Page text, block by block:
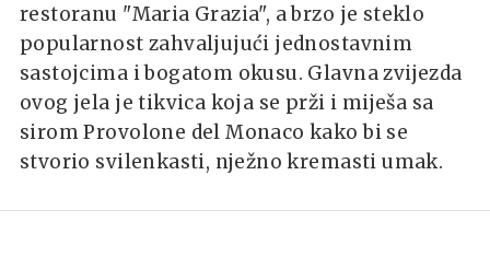
restoranu "Maria Grazia", a brzo je steklo
popularnost zahvaljujući jednostavnim
sastojcima i bogatom okusu. Glavna zvijezda
ovog jela je tikvica koja se prži i miješa sa
sirom Provolone del Monaco kako bi se
stvorio svilenkasti, nježno kremasti umak.